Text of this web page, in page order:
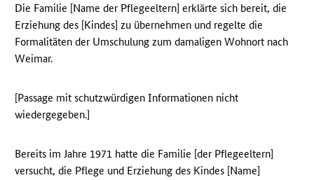
Die Familie [Name der Pflegeeltern] erklärte sich bereit, die
Erziehung des [Kindes] zu übernehmen und regelte die
Formalitäten der Umschulung zum damaligen Wohnort nach
Weimar.
[Passage mit schutzwürdigen Informationen nicht
wiedergegeben.]
Bereits im Jahre 1971 hatte die Familie [der Pflegeeltern]
versucht, die Pflege und Erziehung des Kindes [Name]